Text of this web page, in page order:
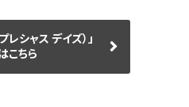
シャス デイズ）」
こちら